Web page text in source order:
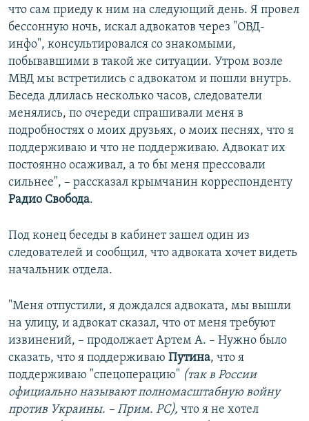
что сам приеду к ним на следующий день. Я провел
бессонную ночь, искал адвокатов через "ОВД-
инфо", консультировался со знакомыми,
побывавшими в такой же ситуации. Утром возле
МВД мы встретились с адвокатом и пошли внутрь.
Беседа длилась несколько часов, следователи
менялись, по очереди спрашивали меня в
подробностях о моих друзьях, о моих песнях, что я
поддерживаю и что не поддерживаю. Адвокат их
постоянно осаживал, а то бы меня прессовали
сильнее", – рассказал крымчанин корреспонденту
Радио Свобода.
Под конец беседы в кабинет зашел один из
следователей и сообщил, что адвоката хочет видеть
начальник отдела.
"Меня отпустили, я дождался адвоката, мы вышли
на улицу, и адвокат сказал, что от меня требуют
извинений, – продолжает Артем А. – Нужно было
сказать, что я поддерживаю Путина, что я
поддерживаю "спецоперацию" (так в России
официально называют полномасштабную войну
против Украины. – Прим. РС), что я не хотел